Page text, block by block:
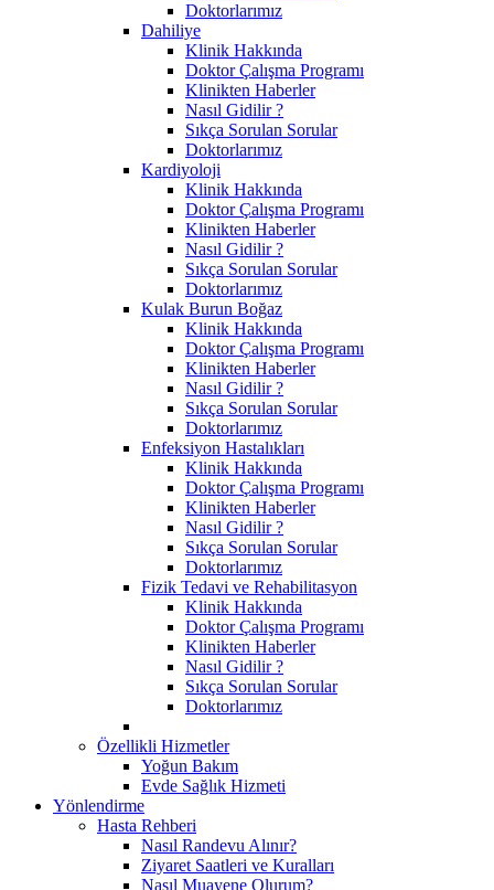
Doktorlarımız
Dahiliye
Klinik Hakkında
Doktor Çalışma Programı
Klinikten Haberler
Nasıl Gidilir ?
Sıkça Sorulan Sorular
Doktorlarımız
Kardiyoloji
Klinik Hakkında
Doktor Çalışma Programı
Klinikten Haberler
Nasıl Gidilir ?
Sıkça Sorulan Sorular
Doktorlarımız
Kulak Burun Boğaz
Klinik Hakkında
Doktor Çalışma Programı
Klinikten Haberler
Nasıl Gidilir ?
Sıkça Sorulan Sorular
Doktorlarımız
Enfeksiyon Hastalıkları
Klinik Hakkında
Doktor Çalışma Programı
Klinikten Haberler
Nasıl Gidilir ?
Sıkça Sorulan Sorular
Doktorlarımız
Fizik Tedavi ve Rehabilitasyon
Klinik Hakkında
Doktor Çalışma Programı
Klinikten Haberler
Nasıl Gidilir ?
Sıkça Sorulan Sorular
Doktorlarımız
Özellikli Hizmetler
Yoğun Bakım
Evde Sağlık Hizmeti
Yönlendirme
Hasta Rehberi
Nasıl Randevu Alınır?
Ziyaret Saatleri ve Kuralları
Nasıl Muayene Olurum?